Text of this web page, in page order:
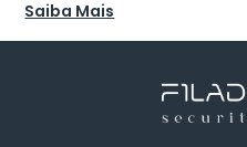
Saiba Mais